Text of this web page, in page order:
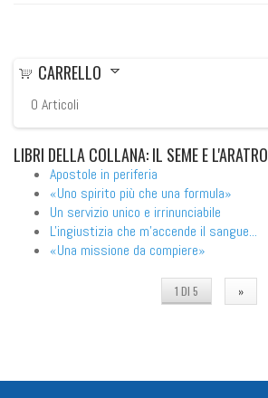
CARRELLO
0 Articoli
LIBRI DELLA COLLANA: IL SEME E L'ARATRO
Apostole in periferia
«Uno spirito più che una formula»
Un servizio unico e irrinunciabile
L'ingiustizia che m'accende il sangue...
«Una missione da compiere»
1 DI 5 »